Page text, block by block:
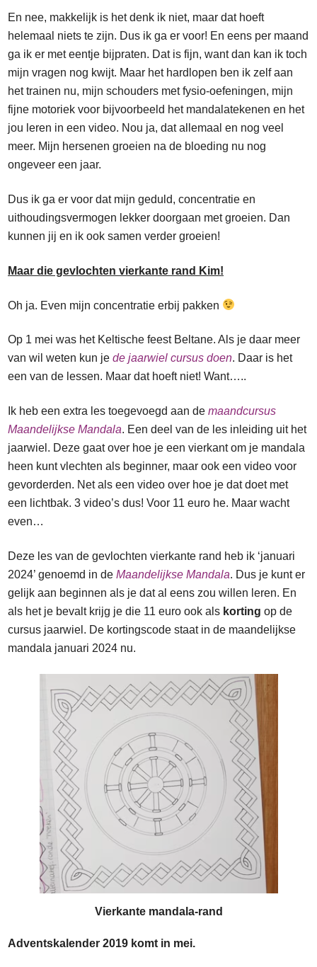
En nee, makkelijk is het denk ik niet, maar dat hoeft
helemaal niets te zijn. Dus ik ga er voor! En eens per maand
ga ik er met eentje bijpraten. Dat is fijn, want dan kan ik toch
mijn vragen nog kwijt. Maar het hardlopen ben ik zelf aan
het trainen nu, mijn schouders met fysio-oefeningen, mijn
fijne motoriek voor bijvoorbeeld het mandalatekenen en het
jou leren in een video. Nou ja, dat allemaal en nog veel
meer. Mijn hersenen groeien na de bloeding nu nog
ongeveer een jaar.
Dus ik ga er voor dat mijn geduld, concentratie en
uithoudingsvermogen lekker doorgaan met groeien. Dan
kunnen jij en ik ook samen verder groeien!
Maar die gevlochten vierkante rand Kim!
Oh ja. Even mijn concentratie erbij pakken
Op 1 mei was het Keltische feest Beltane. Als je daar meer
van wil weten kun je de jaarwiel cursus doen. Daar is het
een van de lessen. Maar dat hoeft niet! Want…..
Ik heb een extra les toegevoegd aan de maandcursus
Maandelijkse Mandala. Een deel van de les inleiding uit het
jaarwiel. Deze gaat over hoe je een vierkant om je mandala
heen kunt vlechten als beginner, maar ook een video voor
gevorderden. Net als een video over hoe je dat doet met
een lichtbak. 3 video’s dus! Voor 11 euro he. Maar wacht
even…
Deze les van de gevlochten vierkante rand heb ik ‘januari
2024’ genoemd in de Maandelijkse Mandala. Dus je kunt er
gelijk aan beginnen als je dat al eens zou willen leren. En
als het je bevalt krijg je die 11 euro ook als korting op de
cursus jaarwiel. De kortingscode staat in de maandelijkse
mandala januari 2024 nu.
Vierkante mandala-rand
Adventskalender 2019 komt in mei.